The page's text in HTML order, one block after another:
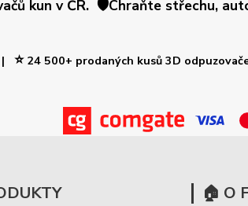
kun v ČR. 🛡️Chraňte střechu,
| ⭐24 500+ prodaných kusů 3D
🏠 O